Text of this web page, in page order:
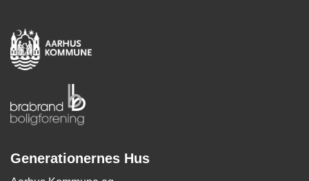
Generationernes Hus